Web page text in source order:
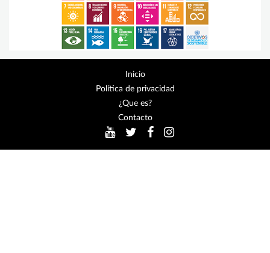
Inicio
Política de privacidad
¿Que es?
Contacto